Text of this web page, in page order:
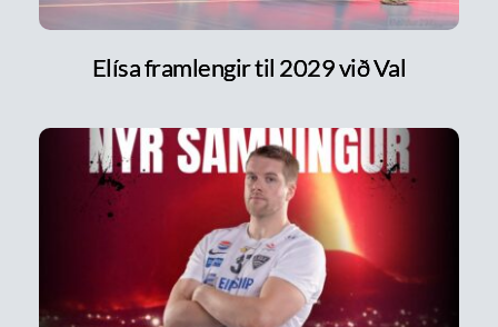
Elísa framlengir til 2029 við Val